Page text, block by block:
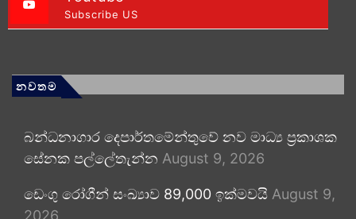
Subscribe US
නවතම
බන්ධනාගාර දෙපාර්තමේන්තුවේ නව මාධ්‍ය ප්‍රකාශක
සේනක පල්ලේතැන්න August 9, 2026
ඩෙංගු රෝගීන් සංඛ්‍යාව 89,000 ඉක්මවයි August 9,
2026